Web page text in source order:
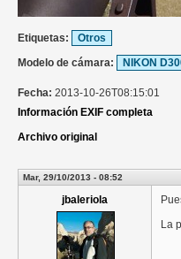
Etiquetas:
Otros
Modelo de cámara:
NIKON
Fecha: 2013-10-26T08:15:01
Información EXIF completa
Archivo original
Mar, 29/10/2013 - 08:52
jbaleriola
La